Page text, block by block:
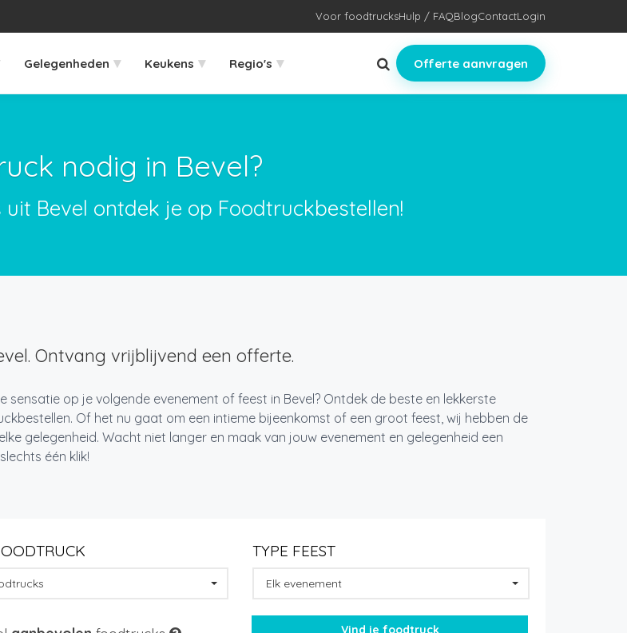
Voor foodtrucksHulp / FAQBlogContactLogin
Gelegenheden ▾ Keukens ▾ Regio's ▾ Offerte aanvragen
nodig in Bevel?
Bevel ontdek je op Foodtruckbestellen!
Ontvang vrijblijvend een offerte.
sensatie op je volgende evenement of feest in Bevel? Ontdek de beste en lekkerste
Of het nu gaat om een intieme bijeenkomst of een groot feest, wij hebben de
gelegenheid. Wacht niet langer en maak van jouw evenement en gelegenheid een
één klik!
TYPE FEEST
Elk evenement